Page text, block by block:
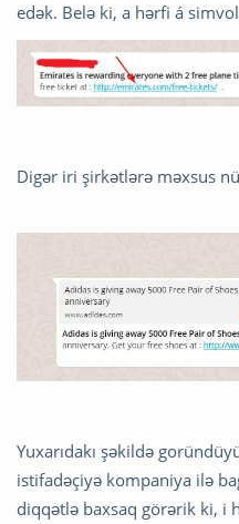
edək. Belə ki, a hərfi á
Digər iri şirkətlərə məxsus
Yuxarıdakı şəkildə
istifadəçiyə kompaniya ilə
diqqətlə baxsaq görərik ki, i